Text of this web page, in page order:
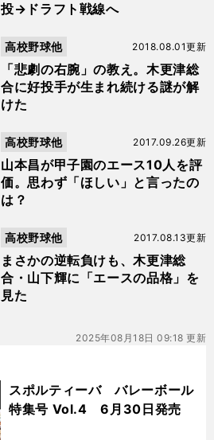
投→ドラフト戦線へ
「悲劇の右腕」の教え。木更津総
合に好投手が生まれ続ける謎が解
けた
2018.08.01更新
高校野球他
山本昌が甲子園のエース10人を評
価。思わず「ほしい」と言ったの
は？
2017.09.26更新
高校野球他
まさかの逆転負けも、木更津総
合・山下輝に「エースの品格」を
見た
2017.08.13更新
高校野球他
2025年08月18日 09:18 更新
スポルティーバ バレーボール
特集号 Vol.4 6月30日発売